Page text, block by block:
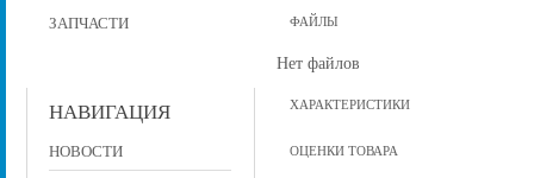
ЗАПЧАСТИ
НАВИГАЦИЯ
НОВОСТИ
ФАЙЛЫ
Нет файлов
ХАРАКТЕРИСТИКИ
ОЦЕНКИ ТОВАРА